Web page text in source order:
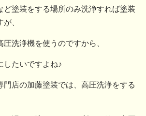
ど塗装をする場所のみ洗浄すれば塗装
、
洗浄機を使うのですから、
したいですよね♪
門店の加藤塗装では、高圧洗浄をする